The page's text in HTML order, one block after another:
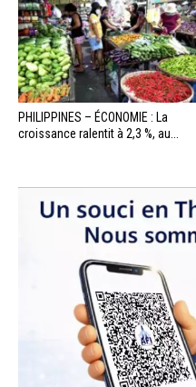
PHILIPPINES – ÉCONOMIE : La
croissance ralentit à 2,3 %, au...